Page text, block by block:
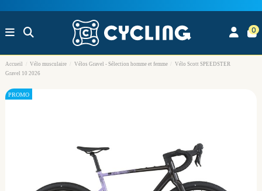
0
Accueil Vélo musculaire Vélos Gravel - Sélection homme et femme
Vélo Scott SPEEDSTER
Gravel 10 2026